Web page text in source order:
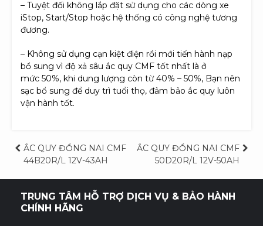
– Tuyệt đối không lắp đặt sử dụng cho các dòng xe
iStop, Start/Stop hoặc hệ thống có công nghệ tương
đương.
– Không sử dụng cạn kiệt điện rồi mới tiến hành nạp
bổ sung vì độ xả sâu ắc quy CMF tốt nhất là ở
mức 50%, khi dung lượng còn từ 40% – 50%, Bạn nên
sạc bổ sung để duy trì tuổi thọ, đảm bảo ắc quy luôn
vận hành tốt.
Điều
hướng
bài
ẮC QUY ĐỒNG NAI CMF
44B20R/L 12V-43AH
ẮC QUY ĐỒNG NAI CMF
50D20R/L 12V-50AH
TRUNG TÂM HỖ TRỢ DỊCH VỤ & BẢO HÀNH
CHÍNH HÃNG